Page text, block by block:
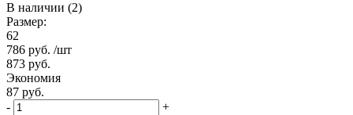
В наличии (2)
Размер:
62
786 руб. /шт
873 руб.
Экономия
87 руб.
-
+